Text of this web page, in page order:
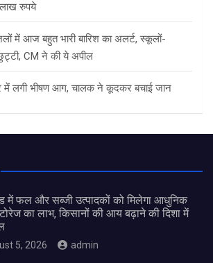
रुपये
में आज बहुत भारी बारिश का अलर्ट, स्कूलों-
CM ने की ये अपील
में लगी भीषण आग, चालक ने कूदकर बचाई जान
में फल और सब्जी उत्पादकों को मिलेगा आधुनिक
का लाभ, किसानों की आय बढ़ाने की दिशा में
5, 2026 admin